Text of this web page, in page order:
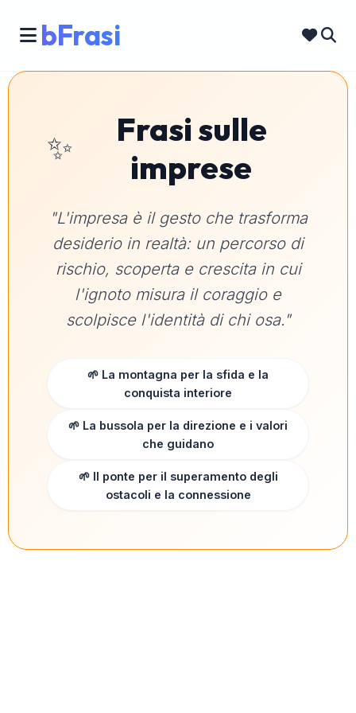
bFrasi
✨
Frasi sulle
imprese
"L'impresa è il gesto che trasforma
desiderio in realtà: un percorso di
rischio, scoperta e crescita in cui
l'ignoto misura il coraggio e
scolpisce l'identità di chi osa."
🌱 La montagna per la sfida e la
conquista interiore
🌱 La bussola per la direzione e i valori
che guidano
🌱 Il ponte per il superamento degli
ostacoli e la connessione